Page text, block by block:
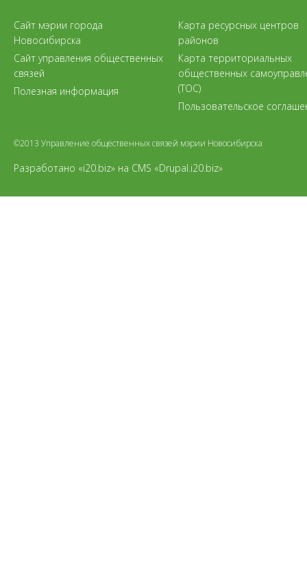
Сайт мэрии города
Новосибирска
Сайт управления общественных
связей
Полезная информация
Карта ресурсных центров
районов
Карта территориальных
общественных
(ТОС)
Пользовательское
©2013 Управление общественных связей мэрии Новосибирска
Разработано «i20.biz» на CMS «Drupal.i20.biz»